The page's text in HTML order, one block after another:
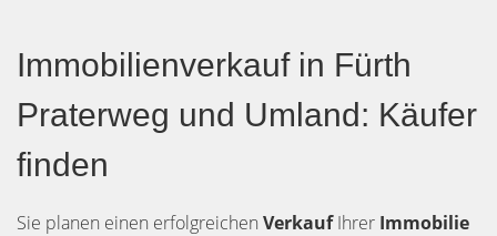
Immobilienverkauf in Fürth
Praterweg und Umland: Käufer
finden
Sie planen einen erfolgreichen VerkaufIhrer Immobilie